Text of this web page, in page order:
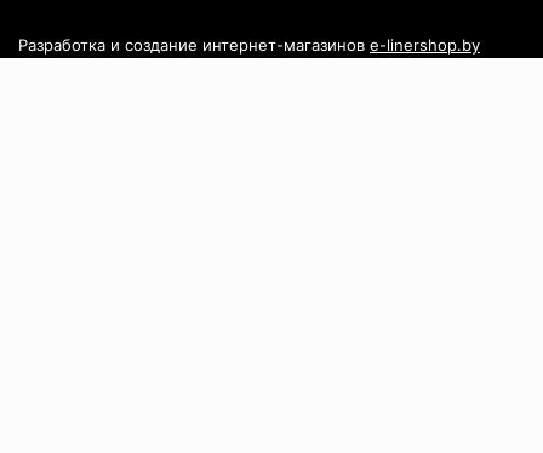
Разработка и создание интернет-магазинов e-linershop.by